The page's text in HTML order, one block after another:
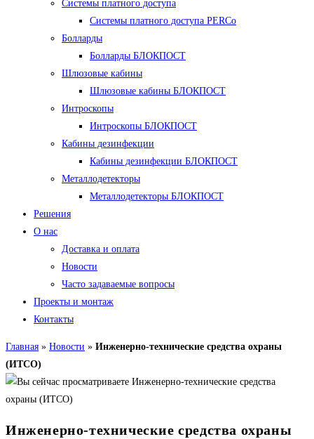
Cистемы платного доступа
Системы платного доступа PERCo
Болларды
Болларды БЛОКПОСТ
Шлюзовые кабины
Шлюзовые кабины БЛОКПОСТ
Интроскопы
Интроскопы БЛОКПОСТ
Кабины дезинфекции
Кабины дезинфекции БЛОКПОСТ
Металлодетекторы
Металлодетекторы БЛОКПОСТ
Решения
О нас
Доставка и оплата
Новости
Часто задаваемые вопросы
Проекты и монтаж
Контакты
Главная » Новости » Инженерно-технические средства охраны
(ИТСО)
Инженерно-технические средства охраны